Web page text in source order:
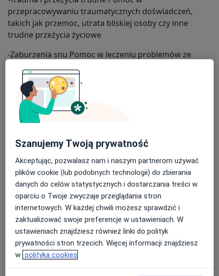
przepracowywaniu traumatycznych doświadczeń,
takich jak przemoc, utrata bliskiej osoby czy inne
trudne przeżycia życiowe
-Zaburzenia snu Pomoc w leczeniu problemów ze
snem, takich jak bezsenność, koszmary senne, czy
nieregularny rytm snu
-Kryzysy życiowe i decyzje zawodowe Poradnictwo w
momentach życiowych zmian, takich jak zmiany
zawodowe, kryzysy małżeńskie, rozstania czy inne
-Wsparcie psychologiczne dla rodziców Porady i
terapia wspierająca rodziców w wychowywaniu dzieci,
zarządzaniu problemami wychowawczymi,
rozwiązywaniu konfliktów rodzinnych
-Pomoc w osiąganiu celów osobistych
-Wspieranie w rozwoju osobistym, zarządzaniu
czasem, wyznaczaniu i realizowaniu celów życiowych,
poprawie motywacji i organizacji
Szanujemy Twoją prywatność
Akceptując, pozwalasz nam i naszym partnerom używać
plików cookie (lub podobnych technologii) do zbierania
danych do celów statystycznych i dostarczania treści w
oparciu o Twoje zwyczaje przeglądania stron
internetowych. W każdej chwili możesz sprawdzić i
zaktualizować swoje preferencje w ustawieniach. W
ustawieniach znajdziesz również linki do polityk
prywatności stron trzecich. Więcej informacji znajdziesz
w polityka cookies